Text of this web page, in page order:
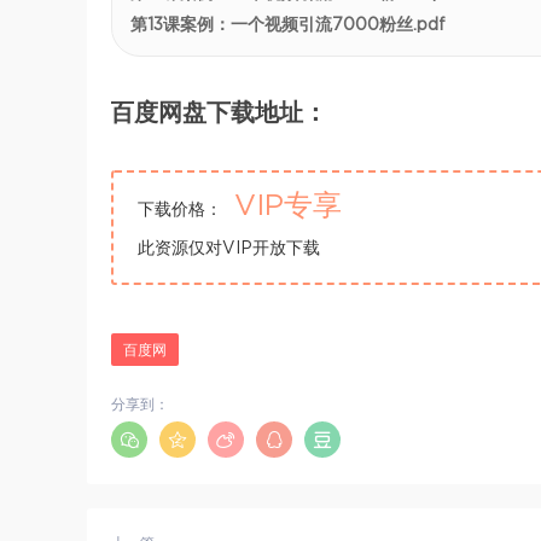
第13课案例：一个视频引流7000粉丝.pdf
百度网盘下载地址：
下载价格： VIP专享
此资源仅对VIP开放下载
百度网
分享到：